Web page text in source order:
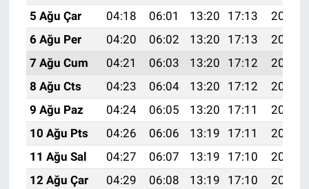
5 Ağu Çar
04:18 06:01 13:20 17:13
20:29
6 Ağu Per
04:20 06:02 13:20 17:13
20:28
7 Ağu Cum
04:21 06:03 13:20 17:12
20:27
8 Ağu Cts
04:23 06:04 13:20 17:12
20:25
9 Ağu Paz
04:24 06:05 13:20 17:11
20:24
10 Ağu Pts
04:26 06:06 13:19 17:11
20:23
11 Ağu Sal
04:27 06:07 13:19 17:10
20:22
12 Ağu Çar
04:29 06:08 13:19 17:10
20:20